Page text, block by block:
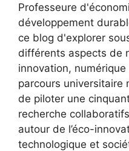
Professeure
développement
ce blog d'explorer
différents aspects de
innovation,
parcours universitaire
de piloter une
recherche
autour de l’éco-
technologique et